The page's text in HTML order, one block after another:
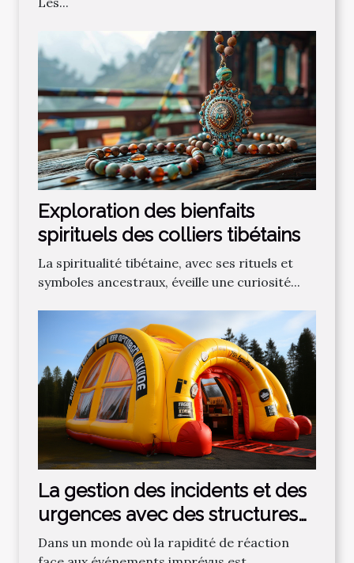
Exploration des bienfaits
spirituels des colliers tibétains
La spiritualité tibétaine, avec ses rituels et
symboles ancestraux, éveille une curiosité...
La gestion des incidents et des
urgences avec des structures
gonflables publicitaires
Dans un monde où la rapidité de réaction